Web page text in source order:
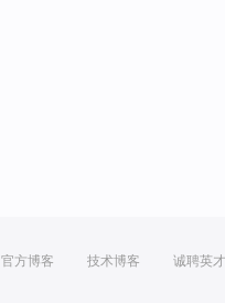
官方博客 技术博客 诚聘英才